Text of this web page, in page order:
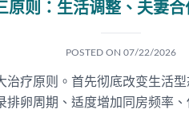
原则：生活调整、夫妻
POSTED ON 07/22/2026
治疗原则。首先彻底改变生活
排卵周期、适度增加同房频率